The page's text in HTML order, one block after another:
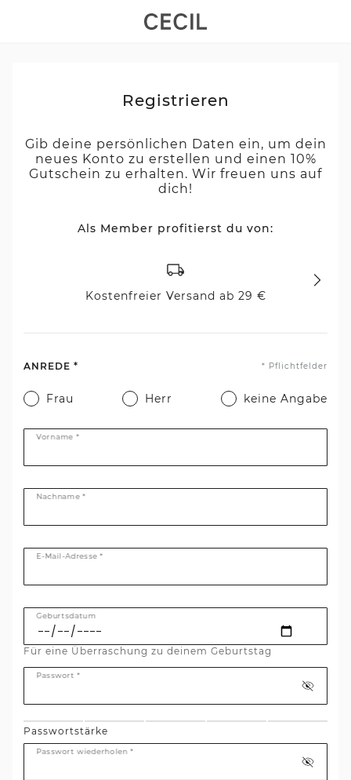
Registrieren
Gib deine persönlichen Daten ein, um dein
neues Konto zu erstellen und einen 10%
Gutschein zu erhalten. Wir freuen uns auf
dich!
Als Member profitierst du von:
Kostenfreier Versand ab 29 €
ANREDE * * Pflichtfelder
Frau Herr keine Angabe
Vorname *
Nachname *
E-Mail-Adresse *
Geburtsdatum
Für eine Überraschung zu deinem Geburtstag
Passwort *
Passwortstärke
Passwort wiederholen *